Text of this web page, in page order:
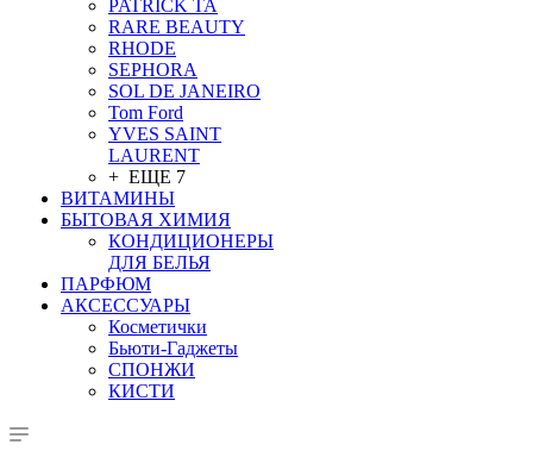
PATRICK TA
RARE BEAUTY
RHODE
SEPHORA
SOL DE JANEIRO
Tom Ford
YVES SAINT
LAURENT
+ ЕЩЕ 7
ВИТАМИНЫ
БЫТОВАЯ ХИМИЯ
КОНДИЦИОНЕРЫ
ДЛЯ БЕЛЬЯ
ПАРФЮМ
АКСЕССУАРЫ
Косметички
Бьюти-Гаджеты
СПОНЖИ
КИСТИ